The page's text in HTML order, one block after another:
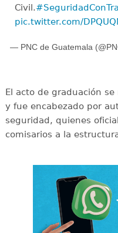
Civil.
pic.twitter.com/
— PNC de Guatemala
El acto de graduación
y fue encabezado por
seguridad, quienes
comisarios a la